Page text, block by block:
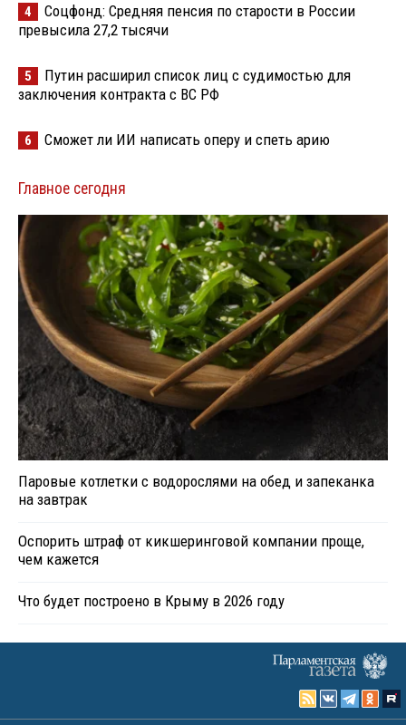
4
Соцфонд: Средняя пенсия по старости в России
превысила 27,2 тысячи
5
Путин расширил список лиц с судимостью для
заключения контракта с ВС РФ
6 Сможет ли ИИ написать оперу и спеть арию
Главное сегодня
Паровые котлетки с водорослями на обед и запеканка
на завтрак
Оспорить штраф от кикшеринговой компании проще,
чем кажется
Что будет построено в Крыму в 2026 году